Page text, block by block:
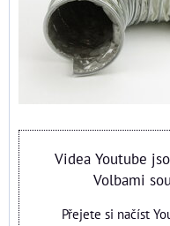
Videa Youtube
Volbami
Přejete si načíst